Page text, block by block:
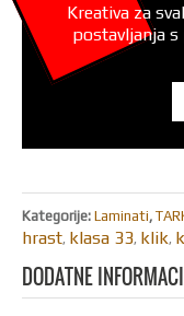
Kreativa za
postavljanja
Kategorije: Laminati,
hrast, klasa 33, klik,
DODATNE